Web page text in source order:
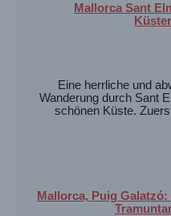
Mallorca Sant
Eine herrliche und
Wanderung durch Sant
schönen Küste.
Mallorca, Puig